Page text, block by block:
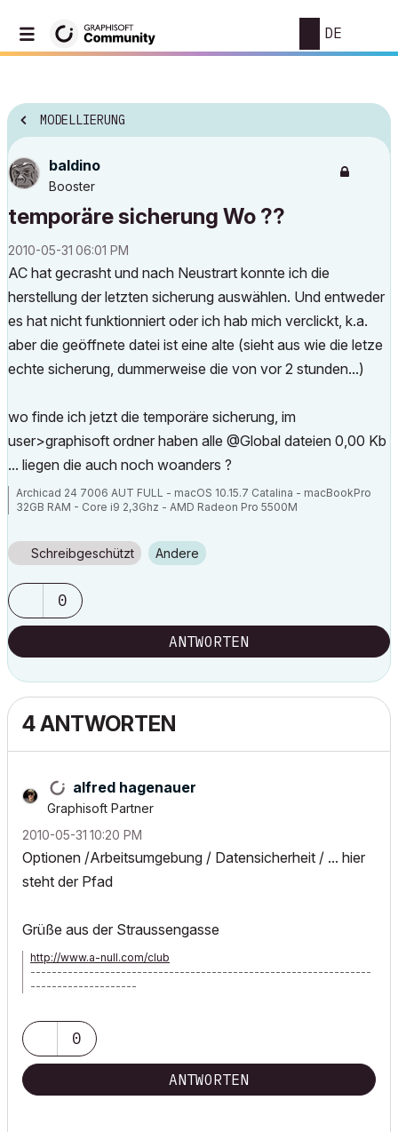
DE
MODELLIERUNG
baldino
Booster
temporäre sicherung Wo ??
‎2010-05-31 06:01 PM
AC hat gecrasht und nach Neustrart konnte ich die
herstellung der letzten sicherung auswählen. Und entweder
es hat nicht funktionniert oder ich hab mich verclickt, k.a.
aber die geöffnete datei ist eine alte (sieht aus wie die letze
echte sicherung, dummerweise die von vor 2 stunden...)
wo finde ich jetzt die temporäre sicherung, im
user>graphisoft ordner haben alle @Global dateien 0,00 Kb
... liegen die auch noch woanders ?
Archicad 24 7006 AUT FULL - macOS 10.15.7 Catalina - macBookPro
32GB RAM - Core i9 2,3Ghz - AMD Radeon Pro 5500M
Schreibgeschützt Andere
0
ANTWORTEN
4 ANTWORTEN
alfred hagenauer
Graphisoft Partner
‎2010-05-31 10:20 PM
Optionen /Arbeitsumgebung / Datensicherheit / ... hier
steht der Pfad
Grüße aus der Straussengasse
http://www.a-null.com/club
----------------------------------------------------------------
--------------------
0
ANTWORTEN